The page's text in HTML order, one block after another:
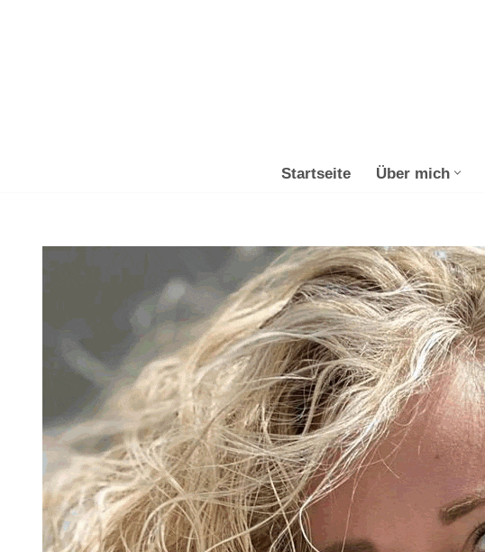
Startseite Über mich